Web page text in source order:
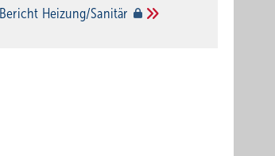
Bericht Heizung/Sanitär